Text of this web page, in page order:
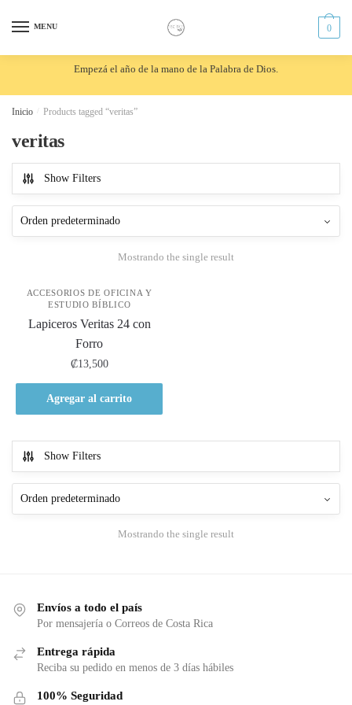
MENU 0
Empezá el año de la mano de la Palabra de Dios.
Inicio Products tagged “veritas”
veritas
Show Filters
Mostrando the single result
ACCESORIOS DE OFICINA Y
ESTUDIO BÍBLICO
Lapiceros Veritas 24 con
Forro
₡13,500
Agregar al carrito
Show Filters
Mostrando the single result
Envíos a todo el país
Por mensajería o Correos de Costa Rica
Entrega rápida
Reciba su pedido en menos de 3 días hábiles
100% Seguridad